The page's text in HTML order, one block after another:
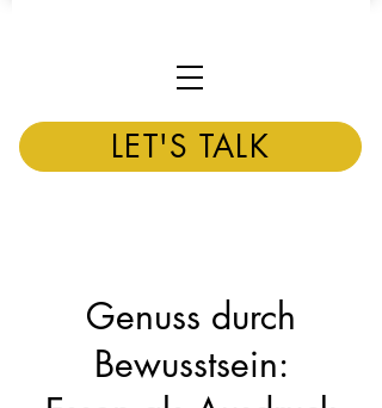
LET'S TALK
Genuss durch
Bewusstsein: